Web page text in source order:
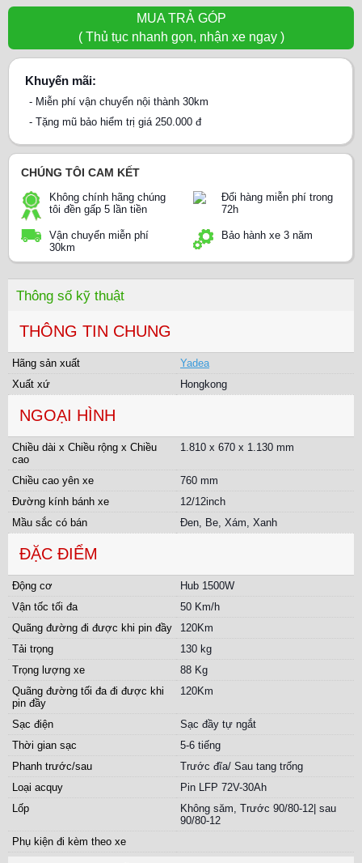
MUA TRẢ GÓP
( Thủ tục nhanh gọn, nhận xe ngay )
Khuyến mãi:
- Miễn phí vận chuyển nội thành 30km
- Tặng mũ bảo hiểm trị giá 250.000 đ
CHÚNG TÔI CAM KẾT
Không chính hãng chúng
tôi đền gấp 5 lần tiền
Đổi hàng miễn phí trong
72h
Vận chuyển miễn phí
30km
Bảo hành xe 3 năm
Thông số kỹ thuật
THÔNG TIN CHUNG
Hãng sản xuất
Yadea
Xuất xứ
Hongkong
NGOẠI HÌNH
Chiều dài x Chiều rộng x Chiều
cao
1.810 x 670 x 1.130 mm
Chiều cao yên xe
760 mm
Đường kính bánh xe
12/12inch
Mầu sắc có bán
Đen, Be, Xám, Xanh
ĐẶC ĐIỂM
Động cơ
Hub 1500W
Vận tốc tối đa
50 Km/h
Quãng đường đi được khi pin đầy
120Km
Tải trọng
130 kg
Trọng lượng xe
88 Kg
Quãng đường tối đa đi được khi
pin đầy
120Km
Sạc điện
Sạc đầy tự ngắt
Thời gian sạc
5-6 tiếng
Phanh trước/sau
Trước đĩa/ Sau tang trống
Loại acquy
Pin LFP 72V-30Ah
Lốp
Không săm, Trước 90/80-12| sau
90/80-12
Phụ kiện đi kèm theo xe